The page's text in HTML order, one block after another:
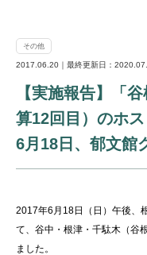
その他
2017.06.20｜最終更新日：
【実施報告】「
算12回目）のホ
6月18日、郁文館
2017年6月18日（日）午後、
て、谷中・根津・千駄木（谷
ました。